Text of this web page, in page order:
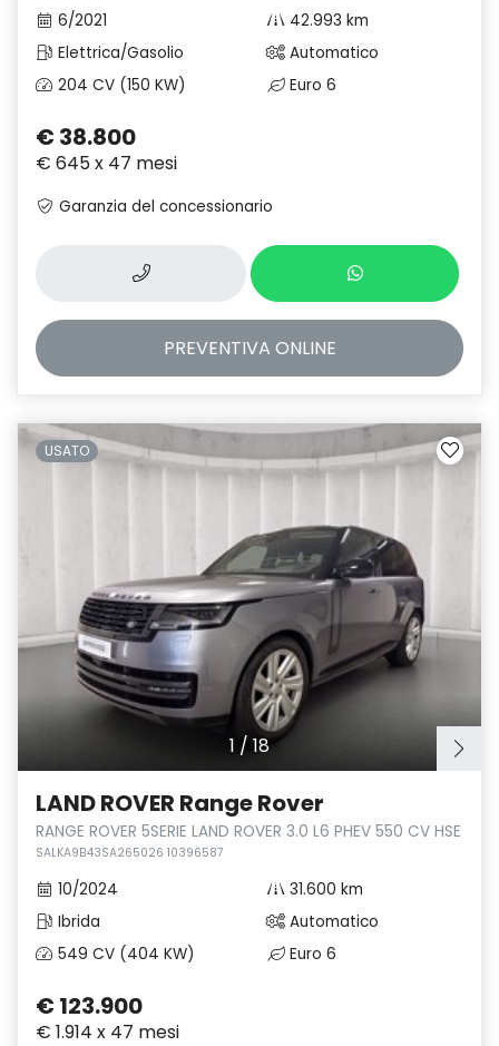
6/2021
42.993 km
Elettrica/Gasolio
Automatico
204 CV (150 KW)
Euro 6
€ 38.800
€ 645 x 47 mesi
Garanzia del concessionario
PREVENTIVA ONLINE
1 / 18
USATO
LAND ROVER Range Rover
RANGE ROVER 5SERIE LAND ROVER 3.0 L6 PHEV 550 CV HSE
SALKA9B43SA265026 10396587
10/2024
31.600 km
Ibrida
Automatico
549 CV (404 KW)
Euro 6
€ 123.900
€ 1.914 x 47 mesi